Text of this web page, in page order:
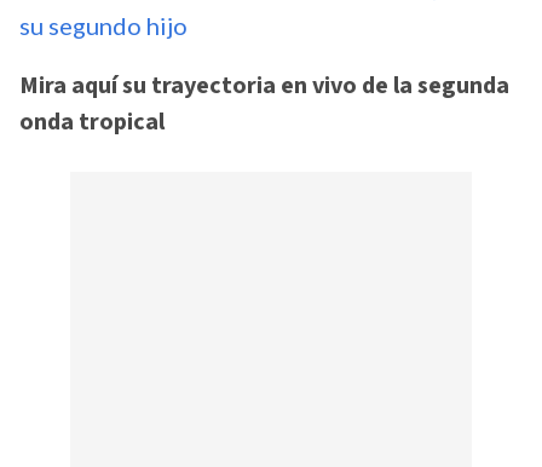
su segundo hijo
Mira aquí su trayectoria en vivo de la segunda
onda tropical